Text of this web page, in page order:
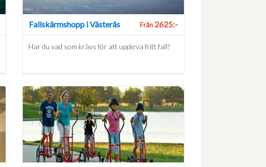
Fallskärmshopp i Västerås Från2625:-
Har du vad som krävs för att uppleva fritt fall?